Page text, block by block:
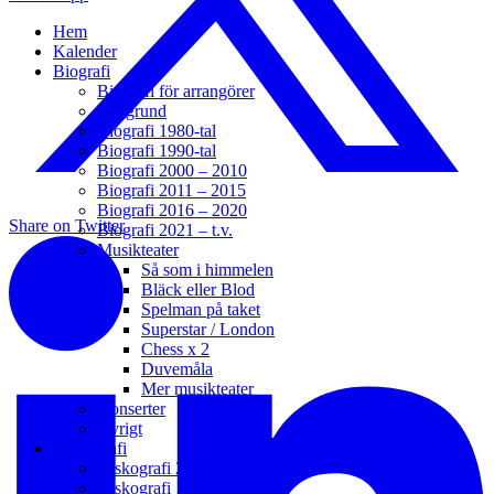
Share on Twitter
Hem
Kalender
Biografi
Biografi för arrangörer
Bakgrund
Biografi 1980-tal
Biografi 1990-tal
Biografi 2000 – 2010
Biografi 2011 – 2015
Biografi 2016 – 2020
Biografi 2021 – t.v.
Musikteater
Så som i himmelen
Bläck eller Blod
Spelman på taket
Superstar / London
Chess x 2
Duvemåla
Mer musikteater
Konserter
Övrigt
Diskografi
Diskografi 2006 – t.v.
Diskografi 1988 – 2005